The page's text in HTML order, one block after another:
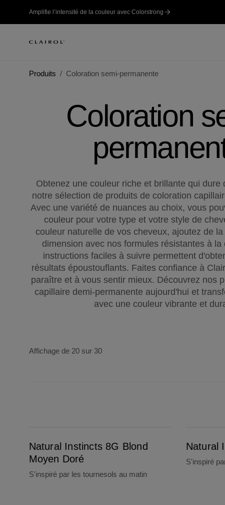
Amplifie l’intensité de la couleur avec Colorstrong
Produits Coloration semi-permanente
Coloration
Obtenez une couleur riche et brillante qui dure
notre sélection de produits de coloration
Avec une variété de nuances au choix, vous
couleur pour votre type et votre style de
couleur naturelle de vos cheveux, ajoutez de
dimension avec nos formules résistantes à la
instructions faciles à suivre permettent
résultats époustouflants. Faites confiance à
paraître et à vous sentir mieux. Découvrez nos
capillaire demi-permanente aujourd'hui et
avec une couleur vibrante et
Affichage de 20 sur 30
Natural Instincts 8G Blond
Moyen Doré
S'inspiré par les tournesols au matin
Natural
S'inspiré